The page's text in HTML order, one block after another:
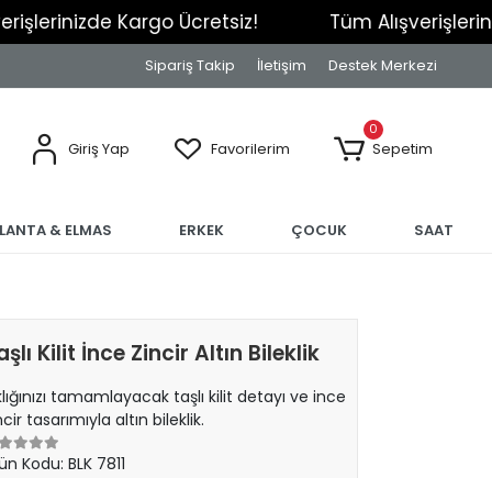
Kargo Ücretsiz! Tüm Alışverişlerinizde
Sipariş Takip İletişim Destek Merkezi
Giriş Yap Favorilerim
0
Sepetim
& ELMAS ERKEK ÇOCUK SAAT
Kilit İnce Zincir Altın Bileklik
tamamlayacak taşlı kilit detayı ve ince
tasarımıyla altın bileklik.
Kodu: BLK 7811